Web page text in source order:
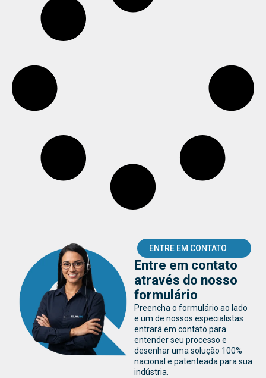
ENTRE EM CONTATO
Entre em contato
através do nosso
formulário
Preencha o formulário ao lado
e um de nossos especialistas
entrará em contato para
entender seu processo e
desenhar uma solução 100%
nacional e patenteada para sua
indústria.